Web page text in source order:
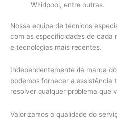
Whirlpool, entre outras.
Nossa equipe de técnicos
com as especificidades de cada
e tecnologias mais recentes.
Independentemente da marca
podemos fornecer a assistência
resolver qualquer problema que
Valorizamos a qualidade do